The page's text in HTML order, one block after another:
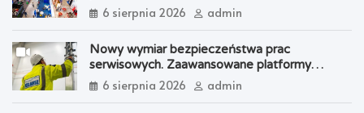
6 sierpnia 2026 admin
Nowy wymiar bezpieczeństwa prac
serwisowych. Zaawansowane platformy
robocze KRAUSE w zakładzie Alstom
Polska w Chorzowie
6 sierpnia 2026 admin